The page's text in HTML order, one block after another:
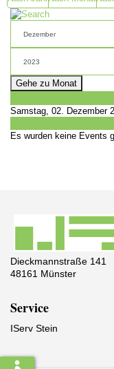
Gehe zu Monat
Samstag, 02. Dezember
Es wurden keine Events
Dieckmannstraße 141
48161 Münster
Service
IServ Stein